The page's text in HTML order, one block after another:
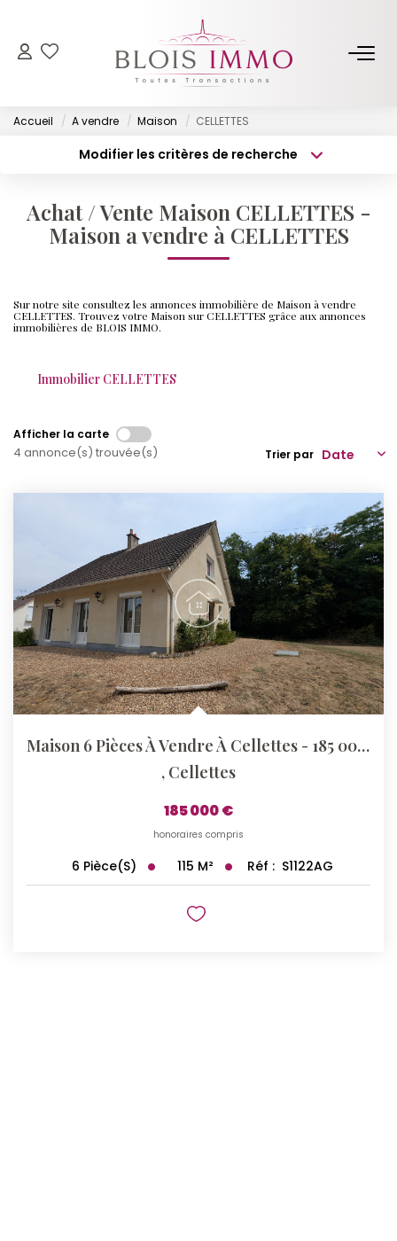
NOS BIENS
Acheter
Louer
Off Market
FAIRE GÉRER
NOTRE AGENCE
Qui Sommes-Nous ?
Notre Équipe
Nos Actualités
Nos Partenaires
CONTACT
Accueil A vendre Maison CELLETTES
Modifier les critères de recherche
Sélectionnez...
Type de bien
Surface min
Créer une alerte
Achat / Vente Maison CELLETTES -
Maison a vendre à CELLETTES
Sur notre site consultez les annonces immobilière de Maison à vendre
CELLETTES. Trouvez votre Maison sur CELLETTES grâce aux annonces
immobilières de BLOIS IMMO.
Immobilier CELLETTES
Afficher la carte
4 annonce(s) trouvée(s) Trier par
Maison 6 Pièces À Vendre À Cellettes - 185 000 €
, Cellettes
185 000 €
honoraires compris
6 Pièce(s) 115 M² Réf : S1122AG